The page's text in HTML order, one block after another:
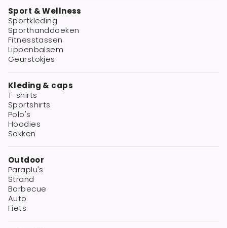
Sport & Wellness
Sportkleding
Sporthanddoeken
Fitnesstassen
Lippenbalsem
Geurstokjes
Kleding & caps
T-shirts
Sportshirts
Polo's
Hoodies
Sokken
Outdoor
Paraplu's
Strand
Barbecue
Auto
Fiets